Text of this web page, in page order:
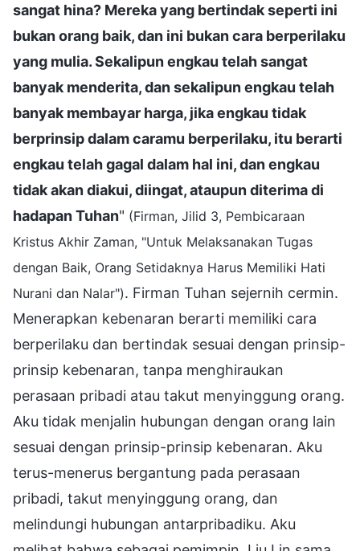
sangat hina? Mereka yang bertindak seperti ini
bukan orang baik, dan ini bukan cara berperilaku
yang mulia. Sekalipun engkau telah sangat
banyak menderita, dan sekalipun engkau telah
banyak membayar harga, jika engkau tidak
berprinsip dalam caramu berperilaku, itu berarti
engkau telah gagal dalam hal ini, dan engkau
tidak akan diakui, diingat, ataupun diterima di
hadapan Tuhan" (Firman, Jilid 3, Pembicaraan
Kristus Akhir Zaman, "Untuk Melaksanakan Tugas
dengan Baik, Orang Setidaknya Harus Memiliki Hati
Nurani dan Nalar"). Firman Tuhan sejernih cermin.
Menerapkan kebenaran berarti memiliki cara
berperilaku dan bertindak sesuai dengan prinsip-
prinsip kebenaran, tanpa menghiraukan
perasaan pribadi atau takut menyinggung orang.
Aku tidak menjalin hubungan dengan orang lain
sesuai dengan prinsip-prinsip kebenaran. Aku
terus-menerus bergantung pada perasaan
pribadi, takut menyinggung orang, dan
melindungi hubungan antarpribadiku. Aku